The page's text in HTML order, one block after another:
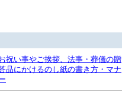
祝い事やご挨拶、法事・葬儀の贈
品にかけるのし紙の書き方・マナ